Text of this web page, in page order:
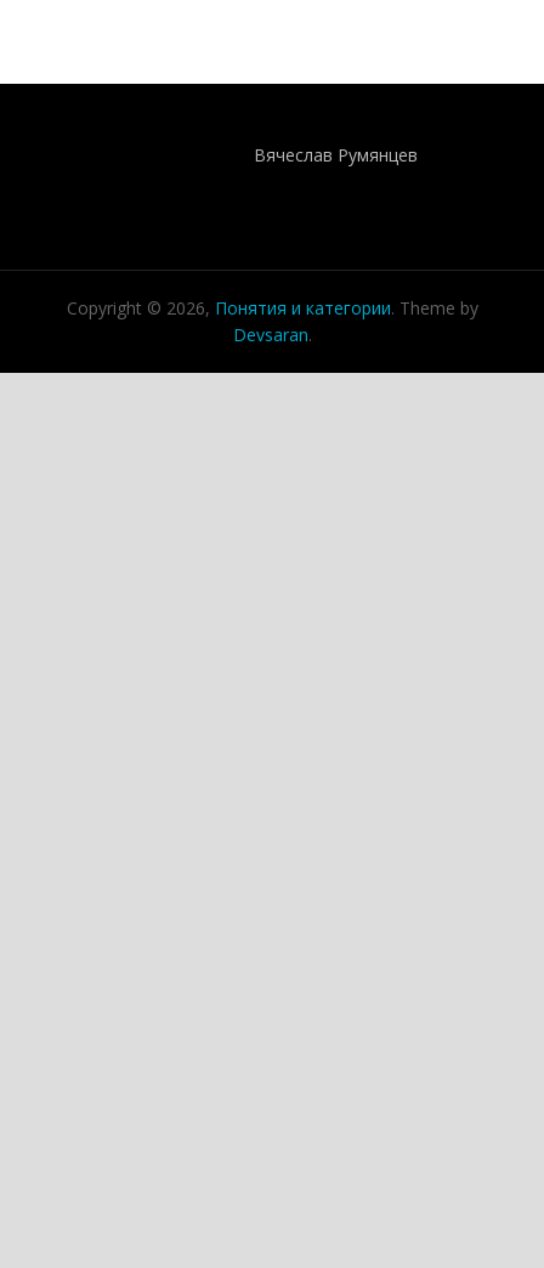
Вячеслав Румянцев
Copyright © 2026, Понятия и категории. Theme by
Devsaran.